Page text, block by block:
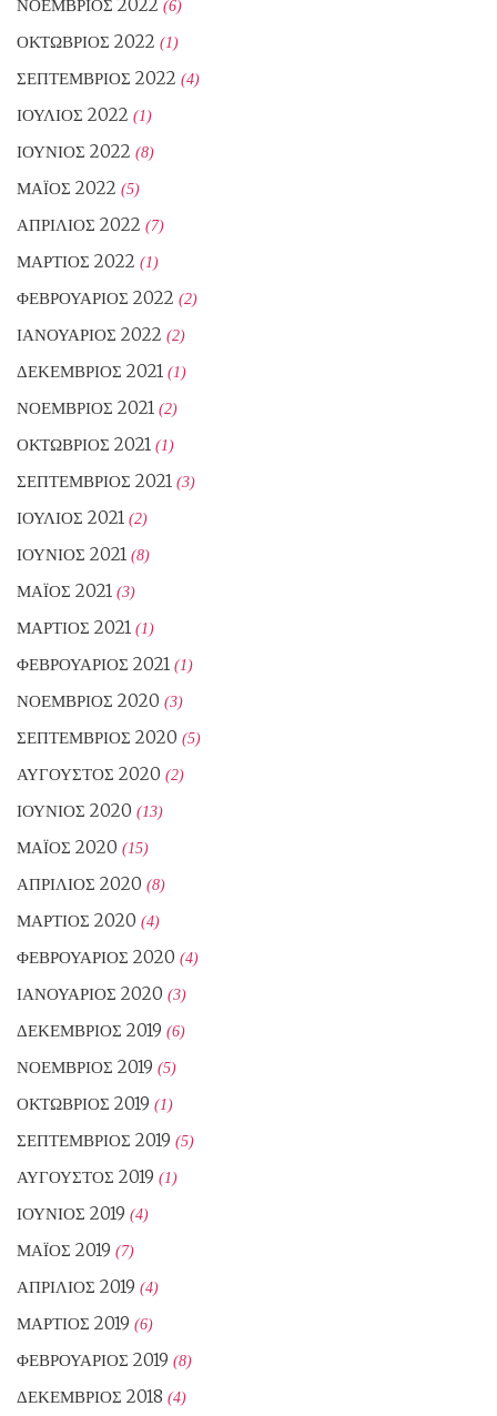
ΝΟΈΜΒΡΙΟΣ 2022 (6)
ΟΚΤΏΒΡΙΟΣ 2022 (1)
ΣΕΠΤΈΜΒΡΙΟΣ 2022 (4)
ΙΟΎΛΙΟΣ 2022 (1)
ΙΟΎΝΙΟΣ 2022 (8)
ΜΆΙΟΣ 2022 (5)
ΑΠΡΊΛΙΟΣ 2022 (7)
ΜΆΡΤΙΟΣ 2022 (1)
ΦΕΒΡΟΥΆΡΙΟΣ 2022 (2)
ΙΑΝΟΥΆΡΙΟΣ 2022 (2)
ΔΕΚΈΜΒΡΙΟΣ 2021 (1)
ΝΟΈΜΒΡΙΟΣ 2021 (2)
ΟΚΤΏΒΡΙΟΣ 2021 (1)
ΣΕΠΤΈΜΒΡΙΟΣ 2021 (3)
ΙΟΎΛΙΟΣ 2021 (2)
ΙΟΎΝΙΟΣ 2021 (8)
ΜΆΙΟΣ 2021 (3)
ΜΆΡΤΙΟΣ 2021 (1)
ΦΕΒΡΟΥΆΡΙΟΣ 2021 (1)
ΝΟΈΜΒΡΙΟΣ 2020 (3)
ΣΕΠΤΈΜΒΡΙΟΣ 2020 (5)
ΑΎΓΟΥΣΤΟΣ 2020 (2)
ΙΟΎΝΙΟΣ 2020 (13)
ΜΆΙΟΣ 2020 (15)
ΑΠΡΊΛΙΟΣ 2020 (8)
ΜΆΡΤΙΟΣ 2020 (4)
ΦΕΒΡΟΥΆΡΙΟΣ 2020 (4)
ΙΑΝΟΥΆΡΙΟΣ 2020 (3)
ΔΕΚΈΜΒΡΙΟΣ 2019 (6)
ΝΟΈΜΒΡΙΟΣ 2019 (5)
ΟΚΤΏΒΡΙΟΣ 2019 (1)
ΣΕΠΤΈΜΒΡΙΟΣ 2019 (5)
ΑΎΓΟΥΣΤΟΣ 2019 (1)
ΙΟΎΝΙΟΣ 2019 (4)
ΜΆΙΟΣ 2019 (7)
ΑΠΡΊΛΙΟΣ 2019 (4)
ΜΆΡΤΙΟΣ 2019 (6)
ΦΕΒΡΟΥΆΡΙΟΣ 2019 (8)
ΔΕΚΈΜΒΡΙΟΣ 2018 (4)